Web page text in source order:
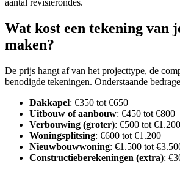
aantal revisierondes.
Wat kost een tekening van
maken?
De prijs hangt af van het projecttype, de
benodigde tekeningen. Onderstaande
Dakkapel: €350 tot €650
Uitbouw of aanbouw: €450 tot €800
Verbouwing (groter): €500 tot €1.200
Woningsplitsing: €600 tot €1.200
Nieuwbouwwoning: €1.500 tot
Constructieberekeningen (extra):